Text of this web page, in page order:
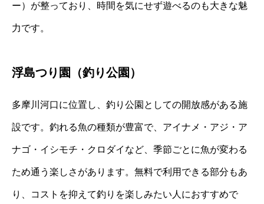
ー）が整っており、時間を気にせず遊べるのも大きな魅
力です。
浮島つり園（釣り公園）
多摩川河口に位置し、釣り公園としての開放感がある施
設です。釣れる魚の種類が豊富で、アイナメ・アジ・ア
ナゴ・イシモチ・クロダイなど、季節ごとに魚が変わる
ため通う楽しさがあります。無料で利用できる部分もあ
り、コストを抑えて釣りを楽しみたい人におすすめで